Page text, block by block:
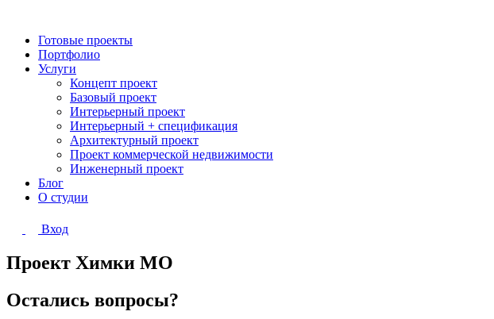
Готовые проекты
Портфолио
Услуги
Концепт проект
Базовый проект
Интерьерный проект
Интерьерный + спецификация
Архитектурный проект
Проект коммерческой недвижимости
Инженерный проект
Блог
О студии
Вход
Проект Химки МО
Остались вопросы?